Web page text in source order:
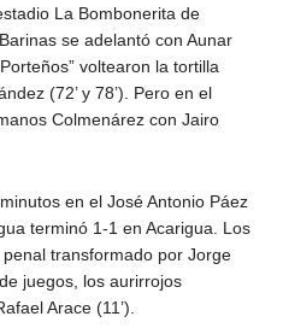
La Bombonerita de
se adelantó con Aunar
voltearon la tortilla
(72’ y 78’). Pero en el
Colmenárez con Jairo
en el José Antonio Páez
terminó 1-1 en Acarigua. Los
transformado por Jorge
juegos, los aurirrojos
Arace (11’).